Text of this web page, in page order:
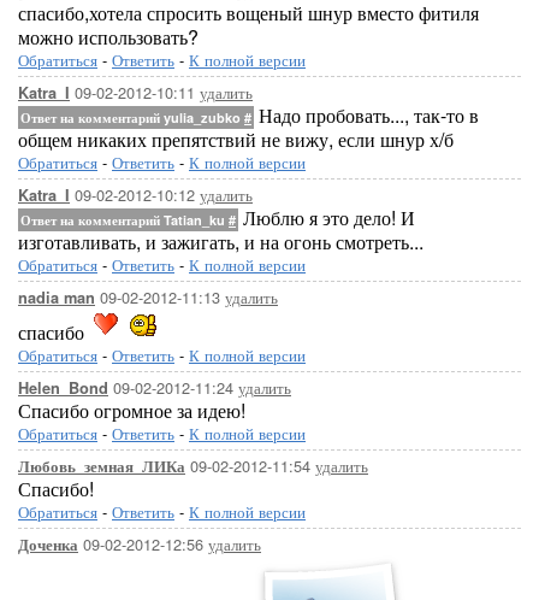
спасибо,хотела спросить вощеный шнур вместо фитиля
можно использовать?
Обратиться - Ответить - К полной версии
Katra_I 09-02-2012-10:11 удалить
Ответ на комментарий yulia_zubko # Надо пробовать..., так-то в
общем никаких препятствий не вижу, если шнур х/б
Обратиться - Ответить - К полной версии
Katra_I 09-02-2012-10:12 удалить
Ответ на комментарий Tatian_ku # Люблю я это дело! И
изготавливать, и зажигать, и на огонь смотреть...
Обратиться - Ответить - К полной версии
nadia man 09-02-2012-11:13 удалить
спасибо
Обратиться - Ответить - К полной версии
Helen_Bond 09-02-2012-11:24 удалить
Спасибо огромное за идею!
Обратиться - Ответить - К полной версии
Любовь_земная_ЛИКа 09-02-2012-11:54 удалить
Спасибо!
Обратиться - Ответить - К полной версии
Доченка 09-02-2012-12:56 удалить